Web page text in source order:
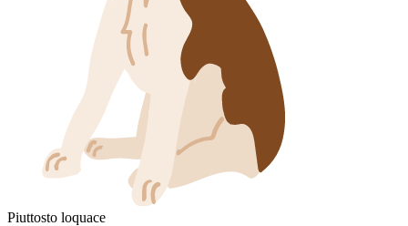
Piuttosto loquace